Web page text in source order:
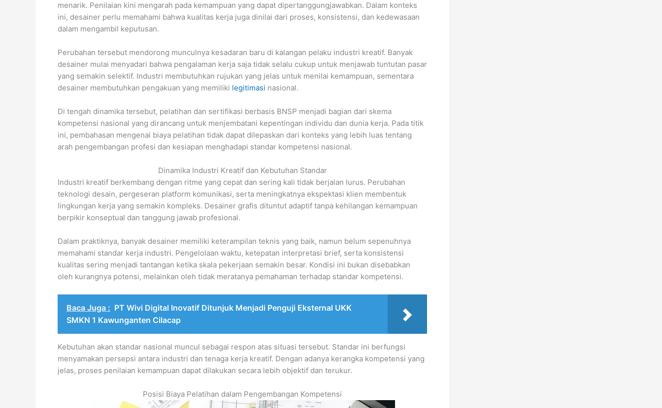
menarik. Penilaian kini mengarah pada kemampuan yang dapat dipertanggungjawabkan. Dalam konteks
ini, desainer perlu memahami bahwa kualitas kerja juga dinilai dari proses, konsistensi, dan kedewasaan
dalam mengambil keputusan.
Perubahan tersebut mendorong munculnya kesadaran baru di kalangan pelaku industri kreatif. Banyak
desainer mulai menyadari bahwa pengalaman kerja saja tidak selalu cukup untuk menjawab tuntutan pasar
yang semakin selektif. Industri membutuhkan rujukan yang jelas untuk menilai kemampuan, sementara
desainer membutuhkan pengakuan yang memiliki legitimasi nasional.
Di tengah dinamika tersebut, pelatihan dan sertifikasi berbasis BNSP menjadi bagian dari skema
kompetensi nasional yang dirancang untuk menjembatani kepentingan individu dan dunia kerja. Pada titik
ini, pembahasan mengenai biaya pelatihan tidak dapat dilepaskan dari konteks yang lebih luas tentang
arah pengembangan profesi dan kesiapan menghadapi standar kompetensi nasional.
Dinamika Industri Kreatif dan Kebutuhan Standar
Industri kreatif berkembang dengan ritme yang cepat dan sering kali tidak berjalan lurus. Perubahan
teknologi desain, pergeseran platform komunikasi, serta meningkatnya ekspektasi klien membentuk
lingkungan kerja yang semakin kompleks. Desainer grafis dituntut adaptif tanpa kehilangan kemampuan
berpikir konseptual dan tanggung jawab profesional.
Dalam praktiknya, banyak desainer memiliki keterampilan teknis yang baik, namun belum sepenuhnya
memahami standar kerja industri. Pengelolaan waktu, ketepatan interpretasi brief, serta konsistensi
kualitas sering menjadi tantangan ketika skala pekerjaan semakin besar. Kondisi ini bukan disebabkan
oleh kurangnya potensi, melainkan oleh tidak meratanya pemahaman terhadap standar kompetensi.
Baca Juga : PT Wivi Digital Inovatif Ditunjuk Menjadi Penguji Eksternal UKK
SMKN 1 Kawunganten Cilacap
Kebutuhan akan standar nasional muncul sebagai respon atas situasi tersebut. Standar ini berfungsi
menyamakan persepsi antara industri dan tenaga kerja kreatif. Dengan adanya kerangka kompetensi yang
jelas, proses penilaian kemampuan dapat dilakukan secara lebih objektif dan terukur.
Posisi Biaya Pelatihan dalam Pengembangan Kompetensi